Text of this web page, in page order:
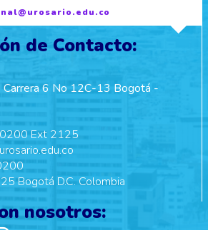
de Contacto:
Carrera 6 No 12C-13 Bogotá -
Ext 2125
Bogotá D.C. Colombia
nosotros: